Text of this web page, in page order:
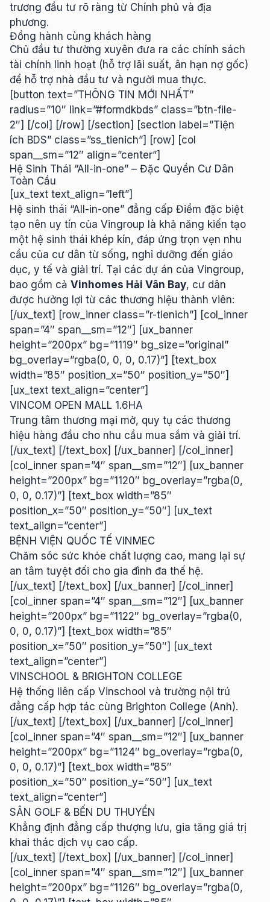
trương đầu tư rõ ràng từ Chính phủ và địa
phương.
Đồng hành cùng khách hàng
Chủ đầu tư thường xuyên đưa ra các chính sách
tài chính linh hoạt (hỗ trợ lãi suất, ân hạn nợ gốc)
để hỗ trợ nhà đầu tư và người mua thực.
[button text=”THÔNG TIN MỚI NHẤT”
radius=”10″ link=”#formdkbds” class=”btn-file-
2″] [/col] [/row] [/section] [section label=”Tiện
ích BDS” class=”ss_tienich”] [row] [col
span__sm=”12″ align=”center”]
Hệ Sinh Thái “All-in-one” – Đặc Quyền Cư Dân
Toàn Cầu
[ux_text text_align=”left”]
Hệ sinh thái “All-in-one” đẳng cấp Điểm đặc biệt
tạo nên uy tín của Vingroup là khả năng kiến tạo
một hệ sinh thái khép kín, đáp ứng trọn vẹn nhu
cầu của cư dân từ sống, nghỉ dưỡng đến giáo
dục, y tế và giải trí. Tại các dự án của Vingroup,
bao gồm cả Vinhomes Hải Vân Bay, cư dân
được hưởng lợi từ các thương hiệu thành viên:
[/ux_text] [row_inner class=”r-tienich”] [col_inner
span=”4″ span__sm=”12″] [ux_banner
height=”200px” bg=”1119″ bg_size=”original”
bg_overlay=”rgba(0, 0, 0, 0.17)”] [text_box
width=”85″ position_x=”50″ position_y=”50″]
[ux_text text_align=”center”]
VINCOM OPEN MALL 1.6HA
Trung tâm thương mại mở, quy tụ các thương
hiệu hàng đầu cho nhu cầu mua sắm và giải trí.
[/ux_text] [/text_box] [/ux_banner] [/col_inner]
[col_inner span=”4″ span__sm=”12″] [ux_banner
height=”200px” bg=”1120″ bg_overlay=”rgba(0,
0, 0, 0.17)”] [text_box width=”85″
position_x=”50″ position_y=”50″] [ux_text
text_align=”center”]
BỆNH VIỆN QUỐC TẾ VINMEC
Chăm sóc sức khỏe chất lượng cao, mang lại sự
an tâm tuyệt đối cho gia đình đa thế hệ.
[/ux_text] [/text_box] [/ux_banner] [/col_inner]
[col_inner span=”4″ span__sm=”12″] [ux_banner
height=”200px” bg=”1122″ bg_overlay=”rgba(0,
0, 0, 0.17)”] [text_box width=”85″
position_x=”50″ position_y=”50″] [ux_text
text_align=”center”]
VINSCHOOL & BRIGHTON COLLEGE
Hệ thống liên cấp Vinschool và trường nội trú
đẳng cấp hợp tác cùng Brighton College (Anh).
[/ux_text] [/text_box] [/ux_banner] [/col_inner]
[col_inner span=”4″ span__sm=”12″] [ux_banner
height=”200px” bg=”1124″ bg_overlay=”rgba(0,
0, 0, 0.17)”] [text_box width=”85″
position_x=”50″ position_y=”50″] [ux_text
text_align=”center”]
SÂN GOLF & BẾN DU THUYỀN
Khẳng định đẳng cấp thượng lưu, gia tăng giá trị
khai thác dịch vụ cao cấp.
[/ux_text] [/text_box] [/ux_banner] [/col_inner]
[col_inner span=”4″ span__sm=”12″] [ux_banner
height=”200px” bg=”1126″ bg_overlay=”rgba(0,